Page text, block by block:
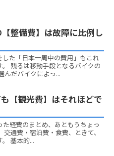
整備費】は故障に比例し
した「日本一周中の費用」もこれ
。 残るは移動手段となるバイクの
んだバイクによっ...
【観光費】はそれほどで
た経費のまとめ、あともうちょっ
交通費・宿泊費・食費、ときて、
基本的...